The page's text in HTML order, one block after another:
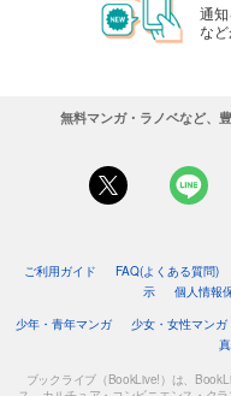
通
など
無料マンガ・ラノベなど、
ご利用ガイド FAQ(よくある質問)
示
個人情報
少年・青年マンガ
少女・女性マンガ
ブックライブ（BookLive!）は、